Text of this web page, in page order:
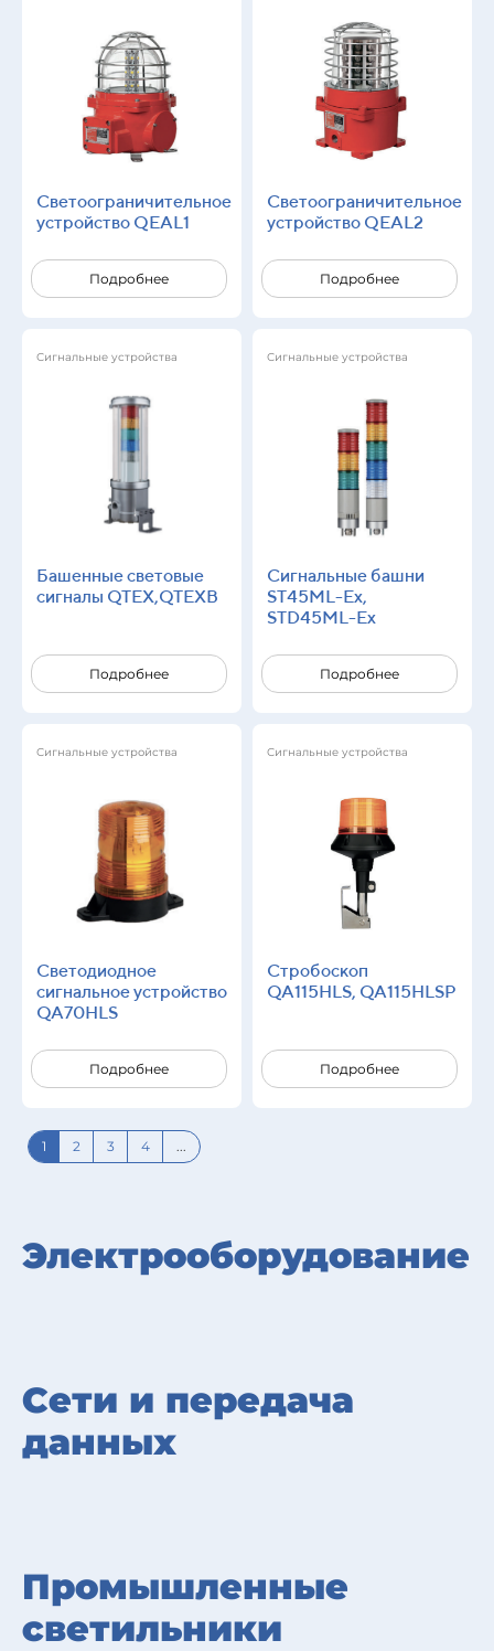
Светоограничительное
устройство QEAL1
Подробнее
Светоограничительное
устройство QEAL2
Подробнее
Сигнальные устройства
Башенные световые
сигналы QTEX,QTEXB
Подробнее
Сигнальные устройства
Сигнальные башни
ST45ML-Ex,
STD45ML-Ex
Подробнее
Сигнальные устройства
Светодиодное
сигнальное устройство
QA70HLS
Подробнее
Сигнальные устройства
Стробоскоп
QA115HLS, QA115HLSP
Подробнее
1 2 3 4 ...
Электрооборудование
Сети и передача
данных
Промышленные
светильники